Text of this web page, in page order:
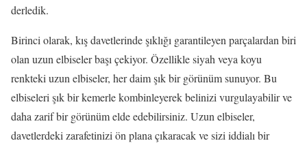
derledik.
Birinci olarak, kış davetlerinde şıklığı garantileyen parçalardan biri
olan uzun elbiseler başı çekiyor. Özellikle siyah veya koyu
renkteki uzun elbiseler, her daim şık bir görünüm sunuyor. Bu
elbiseleri şık bir kemerle kombinleyerek belinizi vurgulayabilir ve
daha zarif bir görünüm elde edebilirsiniz. Uzun elbiseler,
davetlerdeki zarafetinizi ön plana çıkaracak ve sizi iddialı bir